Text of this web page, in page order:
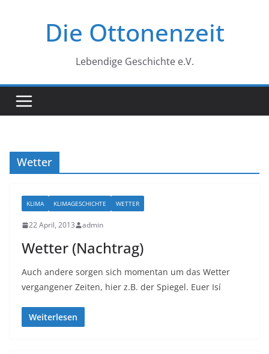
Die Ottonenzeit
Lebendige Geschichte e.V.
Wetter
KLIMA KLIMAGESCHICHTE WETTER
22 April, 2013 admin
Wetter (Nachtrag)
Auch andere sorgen sich momentan um das Wetter
vergangener Zeiten, hier z.B. der Spiegel. Euer Isí
Weiterlesen